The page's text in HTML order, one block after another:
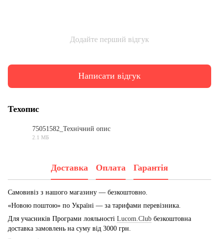
Додайте перший відгук
Написати відгук
Техопис
75051582_Технічний опис
2.1 МБ
Доставка Оплата Гарантія
Самовивіз з нашого магазину — безкоштовно.
«Новою поштою» по Україні — за тарифами перевізника.
Для учасників Програми лояльності Lucom.Club безкоштовна
доставка замовлень на суму від 3000 грн.